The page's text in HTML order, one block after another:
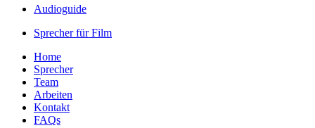
Audioguide
Sprecher für Film
Home
Sprecher
Team
Arbeiten
Kontakt
FAQs